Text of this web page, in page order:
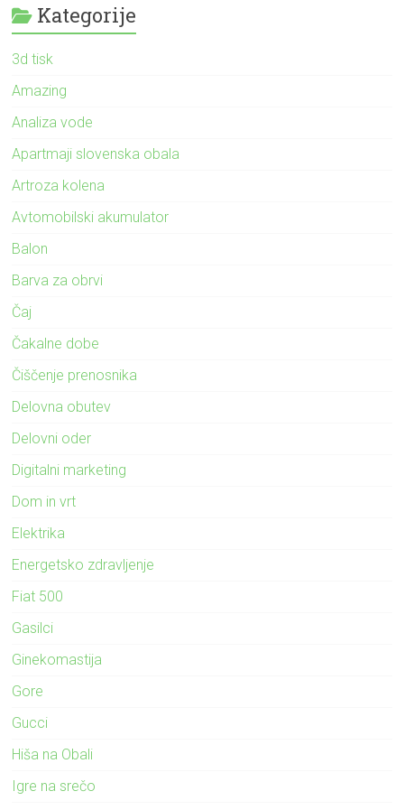
Kategorije
3d tisk
Amazing
Analiza vode
Apartmaji slovenska obala
Artroza kolena
Avtomobilski akumulator
Balon
Barva za obrvi
Čaj
Čakalne dobe
Čiščenje prenosnika
Delovna obutev
Delovni oder
Digitalni marketing
Dom in vrt
Elektrika
Energetsko zdravljenje
Fiat 500
Gasilci
Ginekomastija
Gore
Gucci
Hiša na Obali
Igre na srečo